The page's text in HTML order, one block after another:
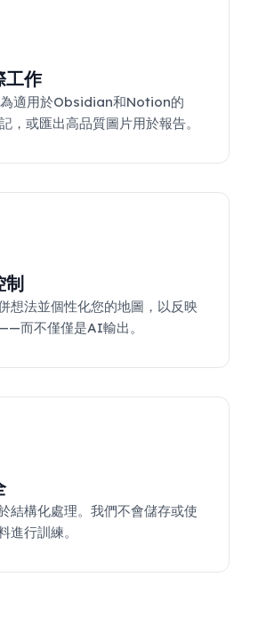
工作
適用於Obsidian和Notion的
，或匯出高品質圖片用於報告。
制
想法並個性化您的地圖，以反映
而不僅僅是AI輸出。
結構化處理。我們不會儲存或使
進行訓練。